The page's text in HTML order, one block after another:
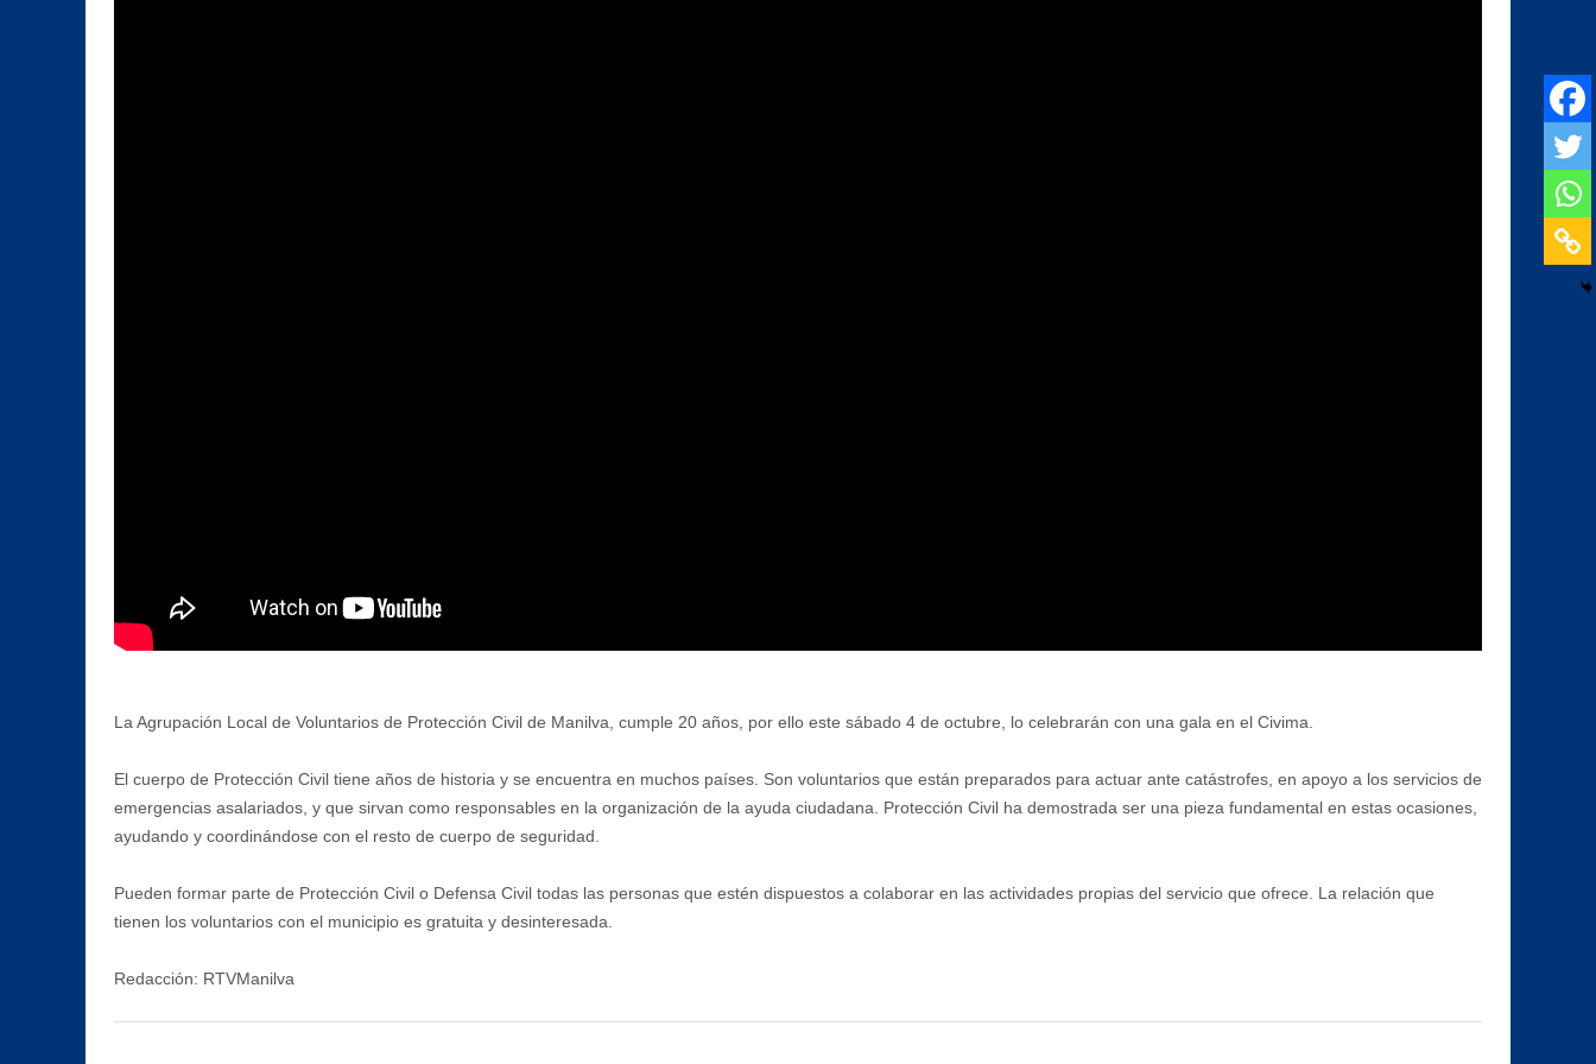
La Agrupación Local de Voluntarios de Protección Civil de Manilva, cumple 20 años, por ello este sábado 4 de octubre, lo celebrarán con una gala en el Civima.
El cuerpo de Protección Civil tiene años de historia y se encuentra en muchos países. Son voluntarios que están preparados para actuar ante catástrofes, en apoyo a los servicios de
emergencias asalariados, y que sirvan como responsables en la organización de la ayuda ciudadana. Protección Civil ha demostrada ser una pieza fundamental en estas ocasiones,
ayudando y coordinándose con el resto de cuerpo de seguridad.
Pueden formar parte de Protección Civil o Defensa Civil todas las personas que estén dispuestos a colaborar en las actividades propias del servicio que ofrece. La relación que
tienen los voluntarios con el municipio es gratuita y desinteresada.
Redacción: RTVManilva